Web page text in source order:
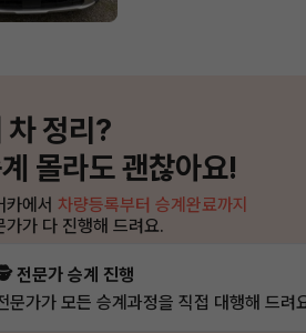
차 정리?
몰라도 괜찮아요!
카에서 차량등록부터 승계완료까지
가가 다 진행해 드려요.
전문가 승계 진행
문가가 모든 승계과정을 직접 대행해 드려